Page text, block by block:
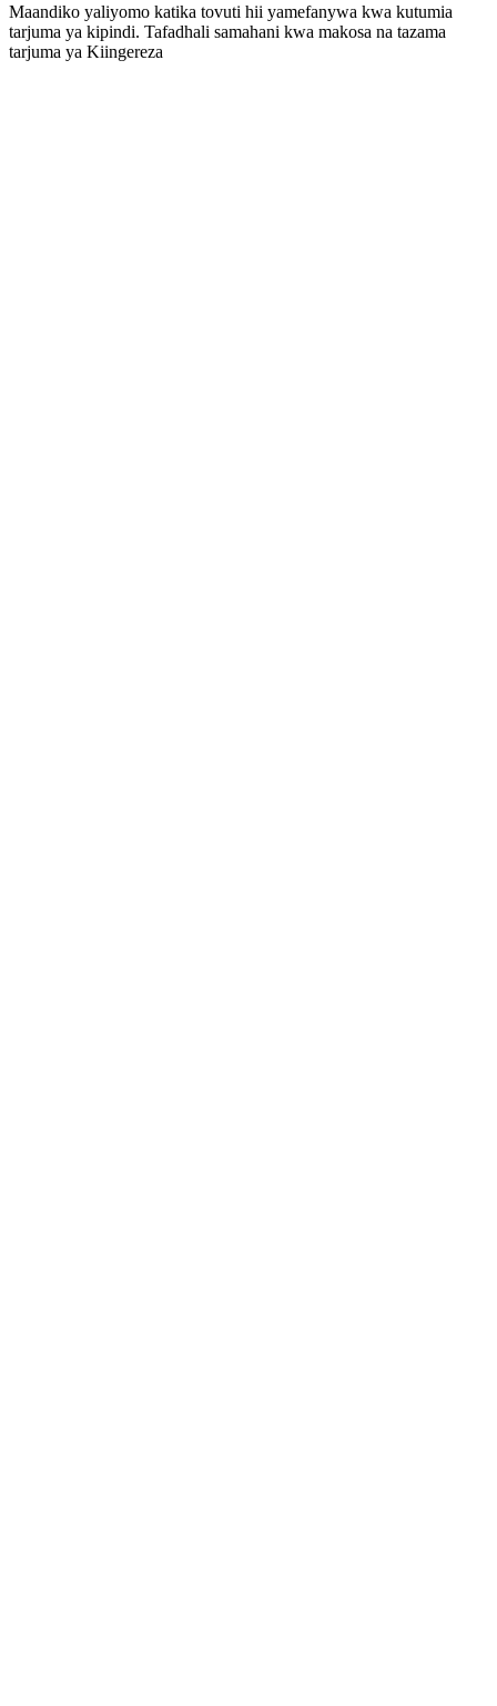
Maandiko yaliyomo katika tovuti hii yamefanywa kwa kutumia
tarjuma ya kipindi. Tafadhali samahani kwa makosa na tazama
tarjuma ya Kiingereza